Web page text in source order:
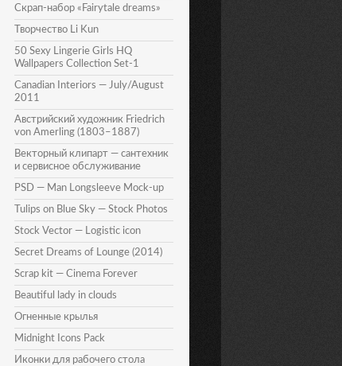
Скрап-набор «Fairytale dreams»
Творчество Li Kun
50 Sexy Lingerie Girls HQ
Wallpapers Collection Set-1
Canadian Interiors — July/August
2011
Австрийский художник Friedrich
von Amerling (1803–1887)
Векторный клипарт — сантехник
и сервисное обслуживание
PSD — Man Longsleeve Mock-up
Tulips on Blue Sky — Stock Photos
Stock Vector — Logistic icon
Secret Dreams of Lounge (2014)
Scrap kit — Cinema Forever
Beautiful lady in clouds
Огненные крылья
Midnight Icons Pack
Иконки для рабочего стола